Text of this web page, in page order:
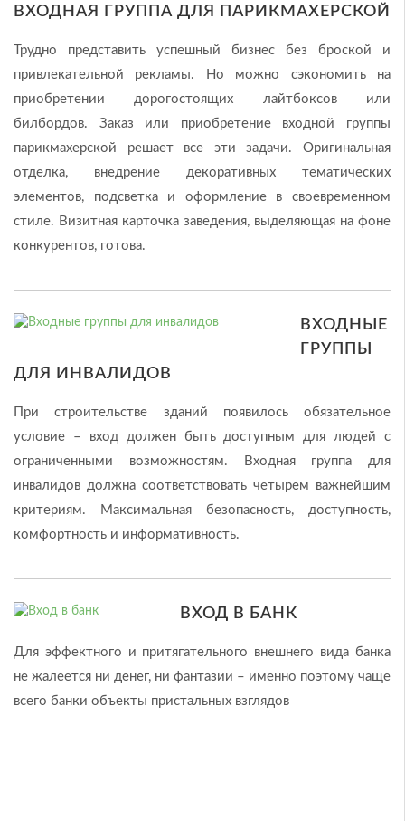
ВХОДНАЯ ГРУППА ДЛЯ ПАРИКМАХЕРСКОЙ
Трудно представить успешный бизнес без броской и
привлекательной рекламы. Но можно сэкономить на
приобретении дорогостоящих лайтбоксов или
билбордов. Заказ или приобретение входной группы
парикмахерской решает все эти задачи. Оригинальная
отделка, внедрение декоративных тематических
элементов, подсветка и оформление в своевременном
стиле. Визитная карточка заведения, выделяющая на фоне
конкурентов, готова.
ВХОДНЫЕ
ГРУППЫ
ДЛЯ ИНВАЛИДОВ
При строительстве зданий появилось обязательное
условие – вход должен быть доступным для людей с
ограниченными возможностям. Входная группа для
инвалидов должна соответствовать четырем важнейшим
критериям. Максимальная безопасность, доступность,
комфортность и информативность.
ВХОД В БАНК
Для эффектного и притягательного внешнего вида банка
не жалеется ни денег, ни фантазии – именно поэтому чаще
всего банки объекты пристальных взглядов